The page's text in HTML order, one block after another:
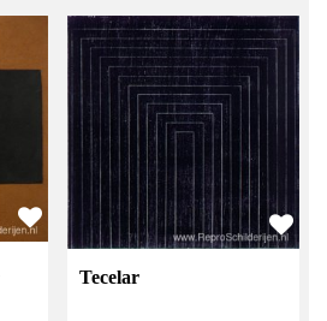
Tecelar